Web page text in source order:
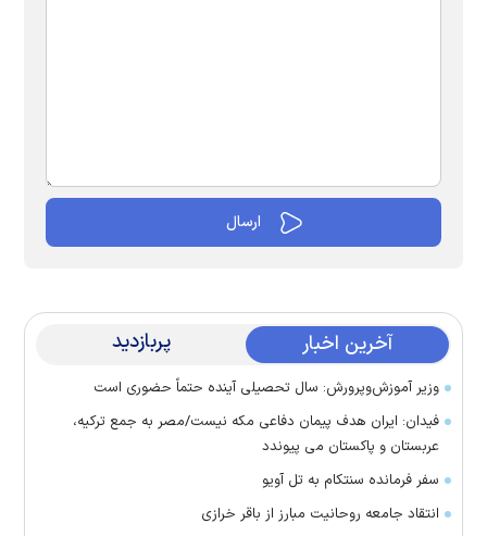
آخرین اخبار پربازدید
وزیر آموزش‌وپرورش: سال تحصیلی آینده حتماً حضوری است
فیدان: ایران هدف پیمان دفاعی مکه نیست/مصر به جمع ترکیه،
عربستان و پاکستان می پیوندد
سفر فرمانده سنتکام به تل آویو
انتقاد جامعه روحانیت مبارز از باقر خرازی